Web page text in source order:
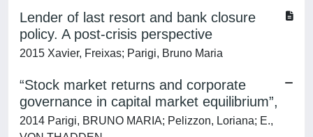
Lender of last resort and bank closure
policy. A post-crisis perspective
2015 Xavier, Freixas; Parigi, Bruno Maria
“Stock market returns and corporate
governance in capital market equilibrium”,
2014 Parigi, BRUNO MARIA; Pelizzon, Loriana; E.,